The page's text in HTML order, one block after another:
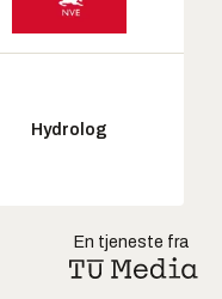
Hydrolog
En tjeneste fra